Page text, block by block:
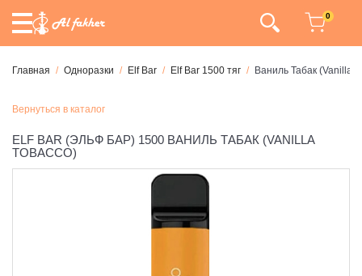
0
Главная Одноразки Elf Bar Elf Bar 1500 тяг Ваниль Табак (Vanilla
Вернуться в каталог
ELF BAR (ЭЛЬФ БАР) 1500 ВАНИЛЬ ТАБАК (VANILLA
TOBACCO)